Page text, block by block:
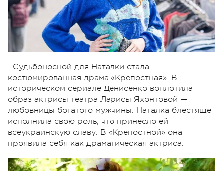
Судьбоносной для Наталки стала
костюмированная драма «Крепостная». В
историческом сериале Денисенко воплотила
образ актрисы театра Ларисы Яхонтовой —
любовницы богатого мужчины. Наталка блестяще
исполнила свою роль, что принесло ей
всеукраинскую славу. В «Крепостной» она
проявила себя как драматическая актриса.